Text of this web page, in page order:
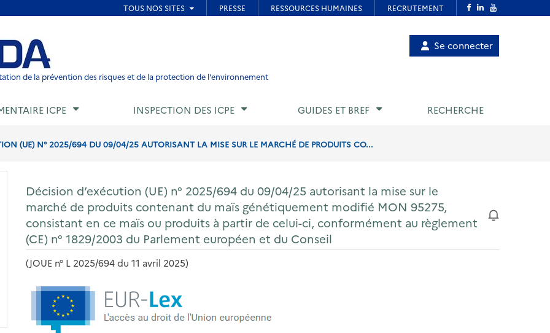
de page
de la prévention des risques et de la protection de l'environnement
Menu
utilisateur
Se connecter
ICPE INSPECTION DES ICPE GUIDES ET BREF RECHERCHE
(UE) N° 2025/694 DU 09/04/25 AUTORISANT LA MISE SUR LE MARCHÉ DE PRODUITS CO...
Décision d’exécution (UE) n° 2025/694 du 09/04/25 autorisant la mise sur le
marché de produits contenant du maïs génétiquement modifié MON 95275,
consistant en ce maïs ou produits à partir de celui-ci, conformément au règlement
(CE) n° 1829/2003 du Parlement européen et du Conseil
(JOUE n° L 2025/694 du 11 avril 2025)